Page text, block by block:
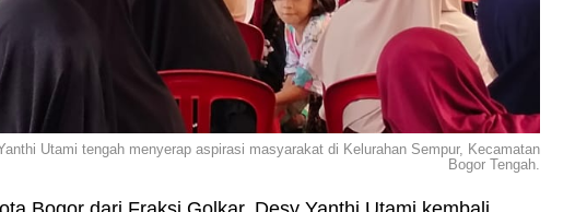
Utami tengah menyerap aspirasi masyarakat di Kelurahan Sempur, Kecamatan
Bogor Tengah.